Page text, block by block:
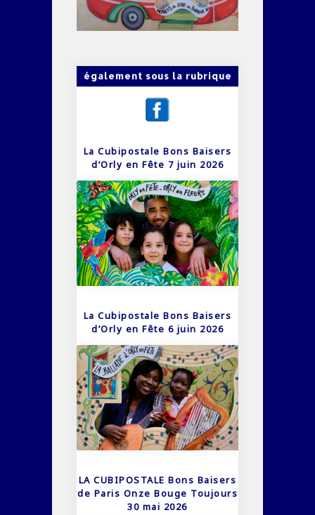
également sous la rubrique
La Cubipostale Bons Baisers
d’Orly en Fête 7 juin 2026
La Cubipostale Bons Baisers
d’Orly en Fête 6 juin 2026
LA CUBIPOSTALE Bons Baisers
de Paris Onze Bouge Toujours
30 mai 2026